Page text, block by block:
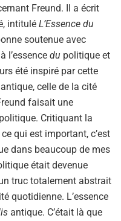
Freund. Il a écrit
intitulé L’Essence du
soutenue avec
l’essence du politique et
été inspiré par cette
antique, celle de la cité
faisait une
politique. Critiquant la
qui est important, c’est
dans beaucoup de mes
était devenue
truc totalement abstrait
quotidienne. L’essence
antique. C’était là que